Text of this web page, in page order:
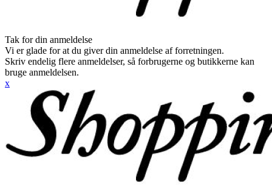
Tak for din anmeldelse
Vi er glade for at du giver din anmeldelse af forretningen.
Skriv endelig flere anmeldelser, så forbrugerne og butikkerne kan
bruge anmeldelsen.
x